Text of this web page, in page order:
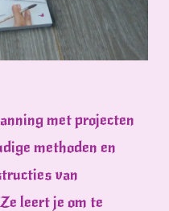
met projecten
methoden en
van
leert je om te